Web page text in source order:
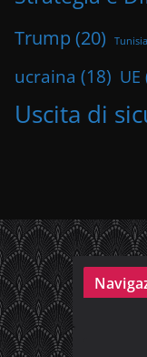
Trump (20) Tunisia
ucraina (18) UE
Uscita di